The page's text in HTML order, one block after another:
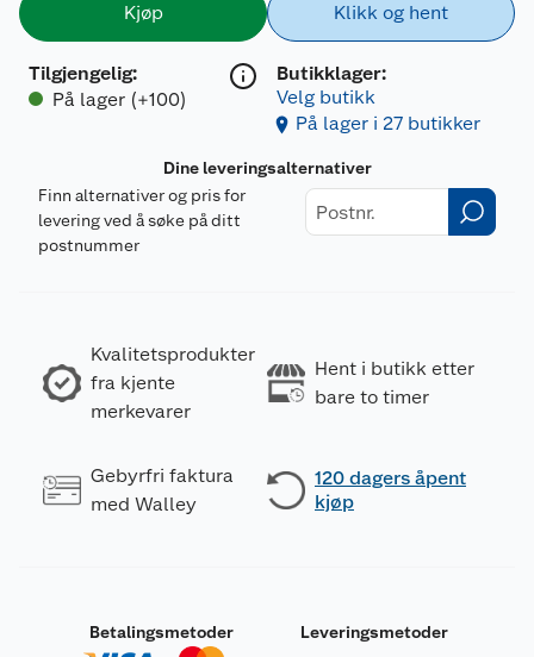
Kjøp
Tilgjengelig:
På lager (+100)
Klikk og hent
Butikklager:
Velg butikk
På lager i 27 butikker
Dine leveringsalternativer
Finn alternativer og pris for
levering ved å søke på ditt
postnummer
Kvalitetsprodukter
fra kjente
merkevarer
Hent i butikk etter
bare to timer
Gebyrfri faktura
med Walley
120 dagers åpent
kjøp
Betalingsmetoder Leveringsmetoder